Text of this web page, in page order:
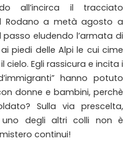
all’incirca il tracciato
Rodano a metà agosto a
eludendo l’armata di
piedi delle Alpi le cui cime
Egli rassicura e incita i
hanno potuto
donne e bambini, perchè
Sulla via prescelta,
uno degli altri colli non è
continui!